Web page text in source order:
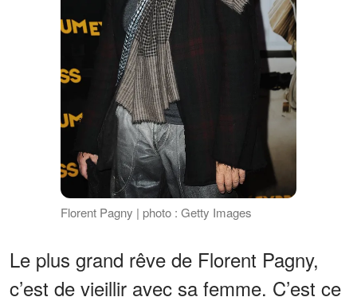
Florent Pagny | photo : Getty Images
Le plus grand rêve de Florent Pagny,
c’est de vieillir avec sa femme. C’est ce